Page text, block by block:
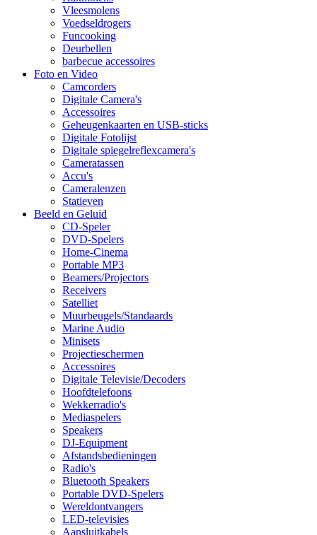
Vleesmolens
Voedseldrogers
Funcooking
Deurbellen
barbecue accessoires
Foto en Video
Camcorders
Digitale Camera's
Accessoires
Geheugenkaarten en USB-sticks
Digitale Fotolijst
Digitale spiegelreflexcamera's
Cameratassen
Accu's
Cameralenzen
Statieven
Beeld en Geluid
CD-Speler
DVD-Spelers
Home-Cinema
Portable MP3
Beamers/Projectors
Receivers
Satelliet
Muurbeugels/Standaards
Marine Audio
Minisets
Projectieschermen
Accessoires
Digitale Televisie/Decoders
Hoofdtelefoons
Wekkerradio's
Mediaspelers
Speakers
DJ-Equipment
Afstandsbedieningen
Radio's
Bluetooth Speakers
Portable DVD-Spelers
Wereldontvangers
LED-televisies
Aansluitkabels